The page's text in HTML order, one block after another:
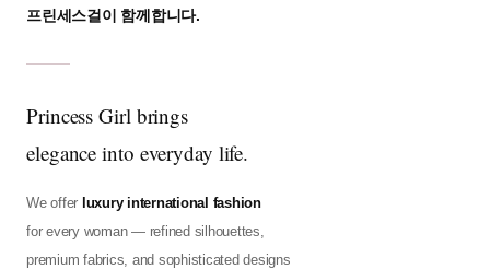
프린세스걸이 함께합니다.
Princess Girl brings
elegance into everyday life.
We offer luxury international fashion
for every woman — refined silhouettes,
premium fabrics, and sophisticated designs